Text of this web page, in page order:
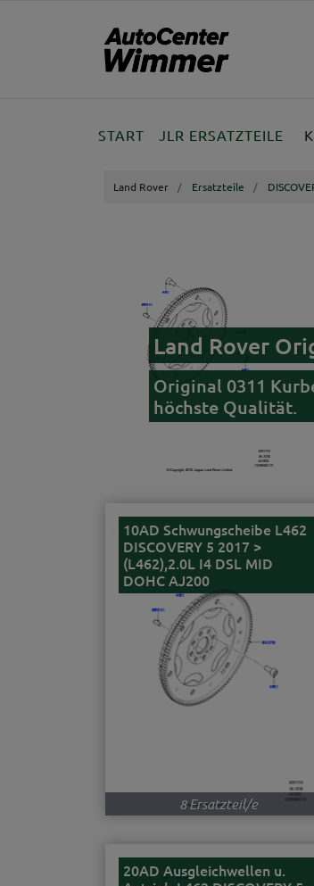
START JLR ERSATZTEILE
Land Rover Ersatzteile
Land Rover
Original 0311
höchste Qualität.
10AD Schwungscheibe L462
DISCOVERY 5 2017 >
(L462),2.0L I4 DSL MID
DOHC AJ200
8 Ersatzteil/e
20AD Ausgleichwellen u.